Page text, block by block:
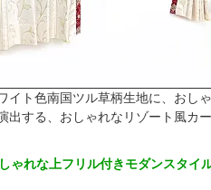
イト色南国ツル草柄生地に、おし
出する、おしゃれなリゾート風カ
ゃれな上フリル付きモダンスタイ